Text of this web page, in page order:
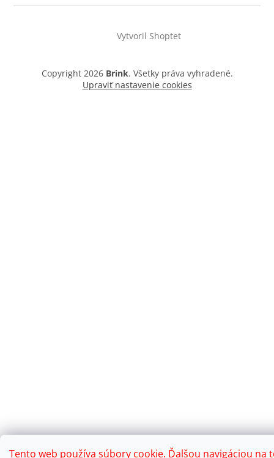
Tento web používa súbory cookie. Ďalšou navigáciou na
Vytvoril Shoptet
Copyright 2026 Brink. Všetky práva vyhradené.
Upraviť nastavenie cookies